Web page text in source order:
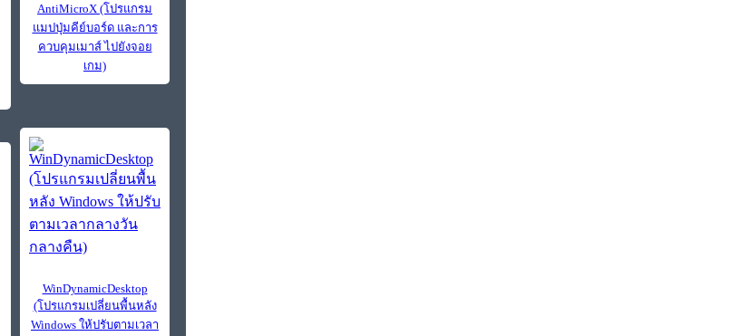
AntiMicroX (โปรแกรม
แมปปุ่มคีย์บอร์ด และการ
ควบคุมเมาส์ ไปยังจอย
เกม)
WinDynamicDesktop
(โปรแกรมเปลี่ยนพื้นหลัง
Windows ให้ปรับตามเวลา